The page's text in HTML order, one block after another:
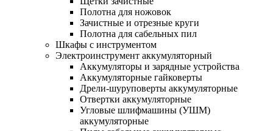
Полотна для ножовок
Зачистные и отрезные круги
Полотна для сабельных пил
Шкафы с инструментом
Электроинструмент аккумуляторный
Аккумуляторы и зарядные устройства
Аккумуляторные гайковерты
Дрели-шуруповерты аккумуляторные
Отвертки аккумуляторные
Угловые шлифмашины (УШМ)
аккумуляторные